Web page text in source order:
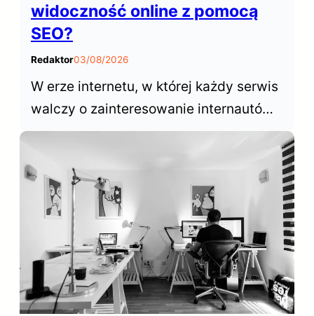
widoczność online z pomocą
SEO?
Redaktor03/08/2026
W erze internetu, w której każdy serwis
walczy o zainteresowanie internautów,
sukces opiera się na zdolności do
witryny. W tym kontekście,
optymalizacja dla wyszukiwarek,
często określana skrótem SEO (Search
Engine Optimization), odgrywa
kluczową rolę w zwiększaniu…